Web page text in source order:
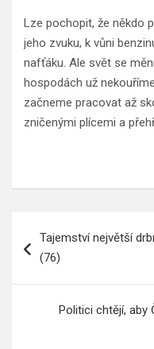
Lze pochopit, že někdo
jeho zvuku, k vůni
nafťáku. Ale svět se
hospodách už
začneme pracovat až
zničenými plícemi a
proTajemství největší
(76)
Politici chtějí, aby